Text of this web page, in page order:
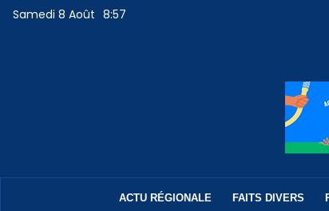
Samedi 8 Août 8:57
ACTU RÉGIONALE FAITS DIVERS